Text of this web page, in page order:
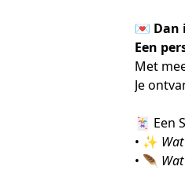
💌 Dan
Een
Met
Je
🃏 Een
• ✨
• 🪶